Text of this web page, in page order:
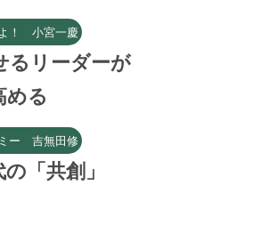
！ 小宮一慶
るリーダーが
る
ー 吉無田修
「共創」